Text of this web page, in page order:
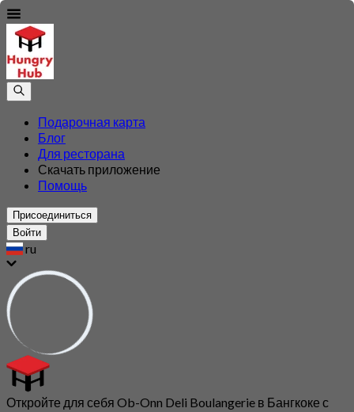
Подарочная карта
Блог
Для ресторана
Скачать приложение
Помощь
Присоединиться
Войти
ru
Откройте для себя Ob-Onn Deli Boulangerie в Бангкоке с